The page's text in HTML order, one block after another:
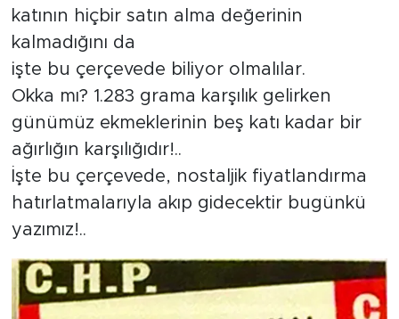
katının hiçbir satın alma değerinin
kalmadığını da
işte bu çerçevede biliyor olmalılar.
Okka mı? 1.283 grama karşılık gelirken
günümüz ekmeklerinin beş katı kadar bir
ağırlığın karşılığıdır!..
İşte bu çerçevede, nostaljik fiyatlandırma
hatırlatmalarıyla akıp gidecektir bugünkü
yazımız!..